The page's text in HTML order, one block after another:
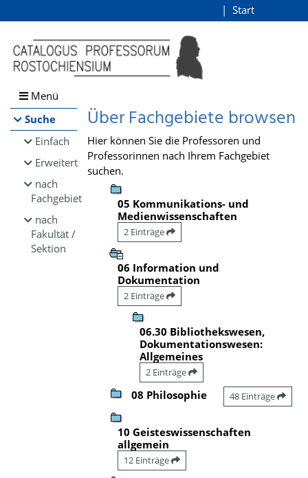
Browsen
direkt zum Inhalt
Start
Menü
Suche
Einfach
Erweitert
nach
Fachgebiet
nach
Fakultät /
Sektion
Über Fachgebiete browsen
Hier können Sie die Professoren und
Professorinnen nach Ihrem Fachgebiet
suchen.
05 Kommunikations- und
Medienwissenschaften
2 Einträge
06 Information und
Dokumentation
2 Einträge
06.30 Bibliothekswesen,
Dokumentationswesen:
Allgemeines
2 Einträge
08 Philosophie 48 Einträge
10 Geisteswissenschaften
allgemein
12 Einträge